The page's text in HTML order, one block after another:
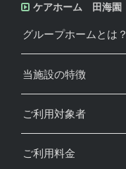
ケアホーム 田海園
グループホームとは？
当施設の特徴
ご利用対象者
ご利用料金